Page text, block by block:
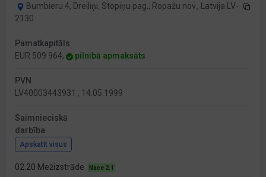
Bumbieru 4, Dreiliņi, Stopiņu pag., Ropažu nov., Latvija LV-
2130
Pamatkapitāls
EUR 509 964,
pilnībā apmaksāts
PVN
LV40003443931 , 14.05.1999
Saimnieciskā
darbība
Apskatīt visus
02.20 Mežizstrāde Nace 2.1